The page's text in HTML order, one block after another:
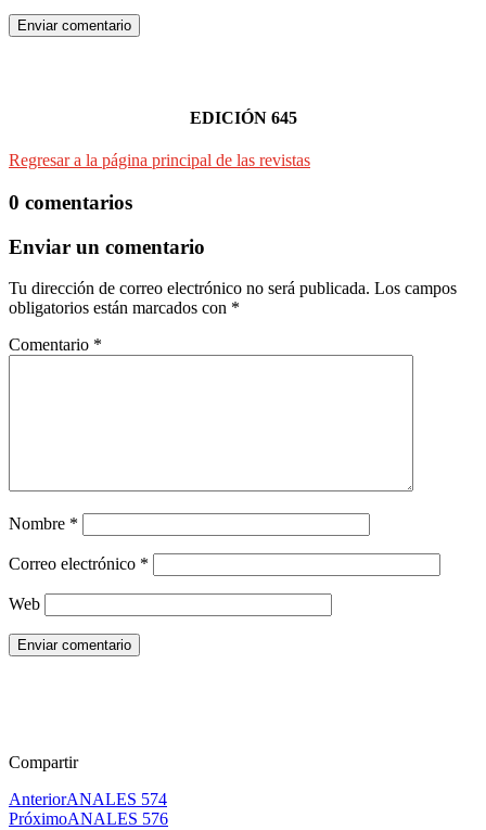
Enviar comentario
EDICIÓN 645
Regresar a la página principal de las revistas
0 comentarios
Enviar un comentario
Tu dirección de correo electrónico no será publicada. Los campos
obligatorios están marcados con *
Comentario *
Nombre *
Correo electrónico *
Web
Enviar comentario
Compartir
AnteriorANALES 574
PróximoANALES 576